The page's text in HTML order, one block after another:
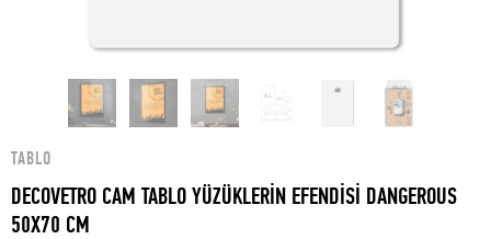
TABLO
DECOVETRO CAM TABLO YÜZÜKLERİN EFENDİSİ DANGEROUS
50X70 CM